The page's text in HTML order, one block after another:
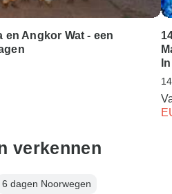
en Angkor Wat - een
verkennen
6 dagen Noorwegen